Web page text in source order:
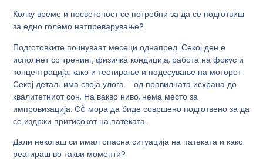
Колку време и посветеност се потребни за да се подготвиш
за едно големо натпреварување?
Подготовките почнуваат месеци однапред. Секој ден е
исполнет со тренинг, физичка кондиција, работа на фокус и
концентрација, како и тестирање и подесување на моторот.
Секој детаљ има своја улога – од правилната исхрана до
квалитетниот сон. На вакво ниво, нема место за
импровизација. Сè мора да биде совршено подготвено за да
се издржи притисокот на патеката.
Дали некогаш си имал опасна ситуација на патеката и како
реагираш во такви моменти?